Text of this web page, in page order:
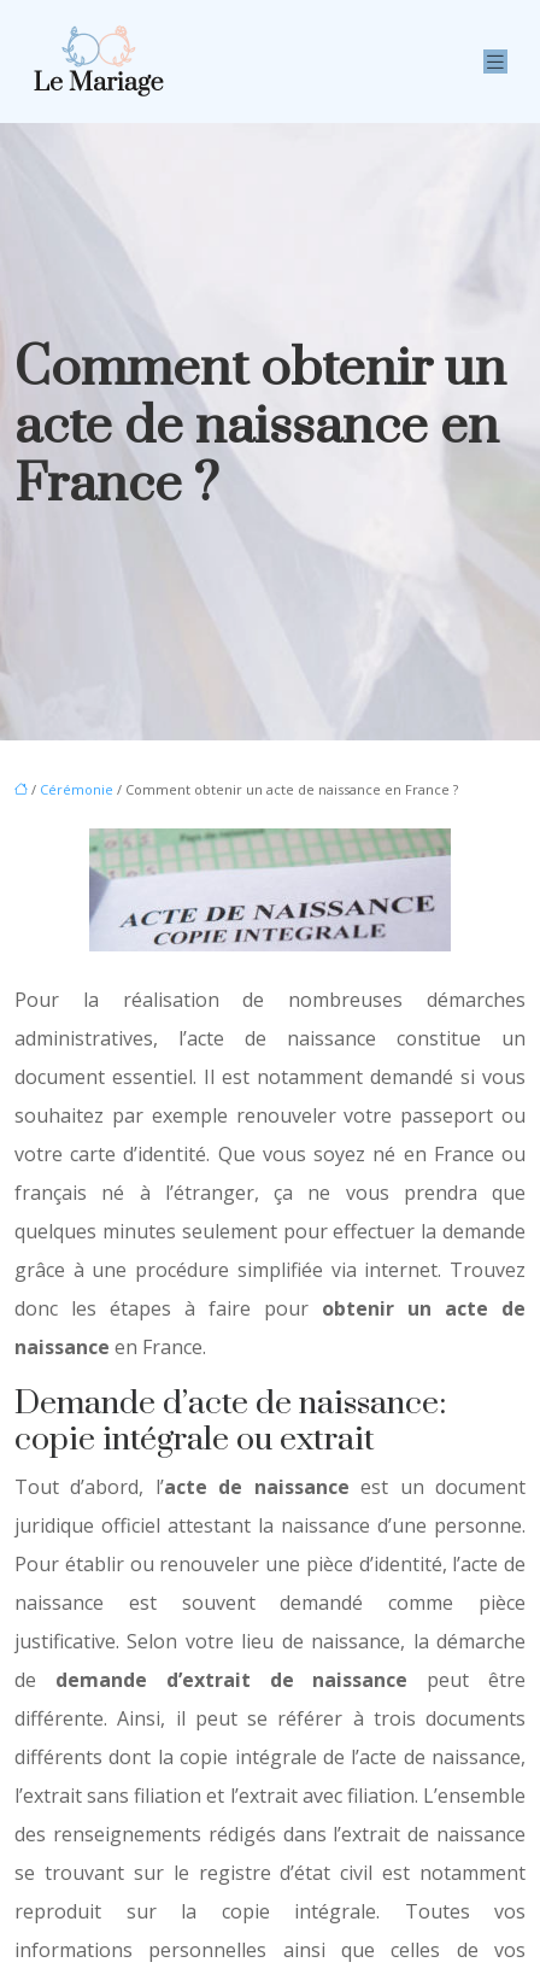
Comment obtenir un
acte de naissance en
France ?
/ Cérémonie / Comment obtenir un acte de naissance en France ?
Pour la réalisation de nombreuses démarches
administratives, l’acte de naissance
constitue un
document essentiel. Il est notamment demandé si vous
souhaitez par exemple renouveler votre passeport ou
votre carte d’identité. Que vous soyez né en France ou
français né à l’étranger, ça ne vous prendra que
quelques minutes seulement pour effectuer la demande
grâce à une procédure simplifiée via internet. Trouvez
donc les étapes à faire pour obtenir un acte de
naissance en France.
Demande d’acte de naissance:
copie intégrale ou extrait
Tout d’abord, l’acte de naissanceest un document
juridique officiel attestant la naissance d’une personne.
Pour établir ou renouveler une pièce d’identité, l’acte de
naissance est souvent demandé comme pièce
justificative. Selon votre lieu de naissance, la démarche
de demande d’extrait de naissance peut être
différente. Ainsi, il peut se référer à trois documents
différents dont la copie intégrale de l’acte de naissance,
l’extrait sans filiation et l’extrait avec filiation. L’ensemble
des renseignements rédigés dans l’extrait de naissance
se trouvant sur le registre d’état civil est notamment
reproduit sur la copie intégrale. Toutes vos
informations personnelles ainsi que celles de vos